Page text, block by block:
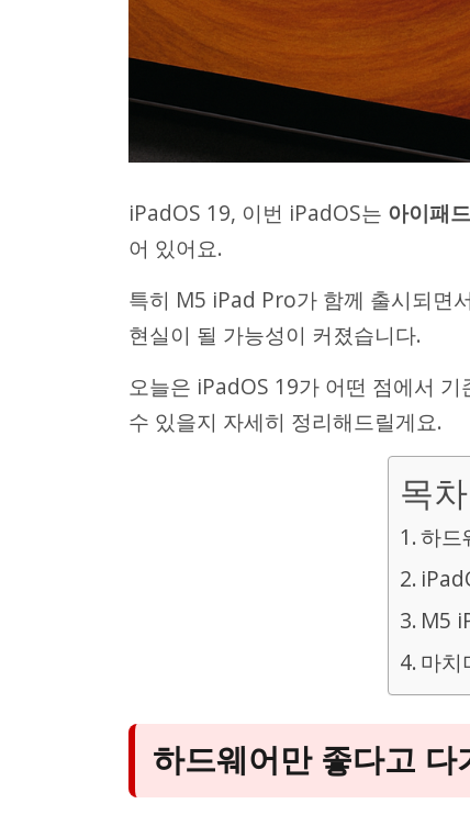
iPadOS 19, 이번 iPadOS는 아이패
어 있어요.
특히 M5 iPad Pro가 함께 출시되면
현실이 될 가능성이 커졌습니다.
오늘은 iPadOS 19가 어떤 점에서
수 있을지 자세히 정리해드릴게요.
목차
하드
M5
마치
하드웨어만 좋다고 다